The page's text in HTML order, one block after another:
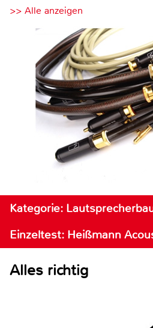
>> Alle anzeigen
Kategorie:
Einzeltest: Heißmann
Alles richtig